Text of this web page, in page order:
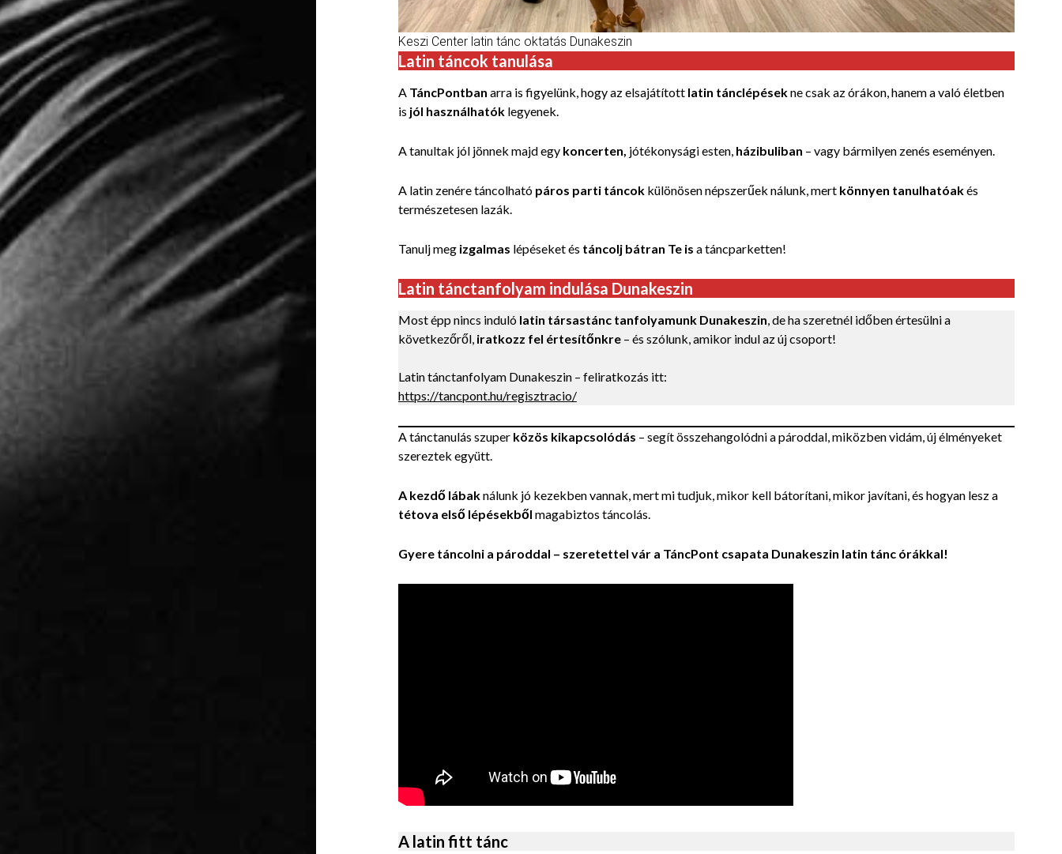
Keszi Center latin tánc oktatás Dunakeszin
Latin táncok tanulása
A TáncPontban arra is figyelünk, hogy az elsajátított latin tánclépésekne csak az órákon, hanem a való életben
is jól használhatók legyenek.
A tanultak jól jönnek majd egy koncerten, jótékonysági esten, házibuliban – vagy bármilyen zenés eseményen.
A latin zenére táncolható páros parti táncok különösen népszerűek nálunk, mert könnyen tanulhatóakés
természetesen lazák.
Tanulj meg izgalmas lépéseket és táncolj bátran Te is a táncparketten!
Latin tánctanfolyam indulása Dunakeszin
Most épp nincs induló latin társastánc tanfolyamunk Dunakeszin , de ha szeretnél időben értesülni a
következőről, iratkozz fel értesítőnkre – és szólunk, amikor indul az új csoport!
Latin tánctanfolyam Dunakeszin – feliratkozás itt:
https://tancpont.hu/regisztracio/
A tánctanulás szuper közös kikapcsolódás – segít összehangolódni a pároddal, miközben vidám, új élményeket
szereztek együtt.
A kezdő lábaknálunk jó kezekben vannak, mert mi tudjuk, mikor kell bátorítani, mikor javítani, és hogyan lesz a
tétova első lépésekből magabiztos táncolás.
Gyere táncolni a pároddal – szeretettel vár a TáncPont csapata Dunakeszin latin tánc órákkal!
A latin fitt tánc